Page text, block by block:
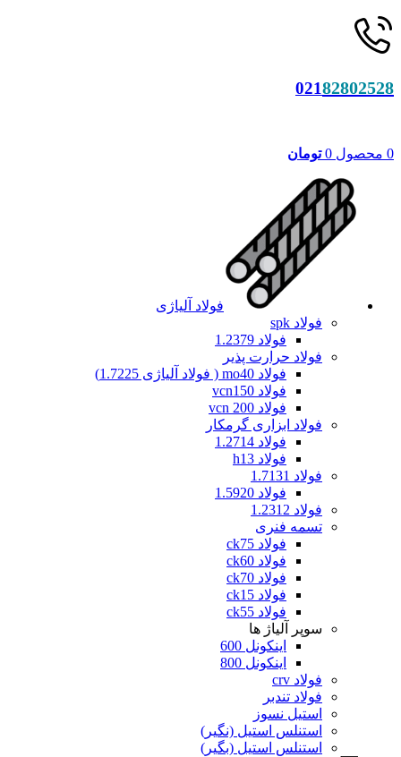
02182802528
0 محصول 0 تومان
فولاد آلیاژی
فولاد spk
فولاد 1.2379
فولاد حرارت پذیر
فولاد mo40 ( فولاد آلیاژی 1.7225)
فولاد vcn150
فولاد vcn 200
فولاد ابزاری گرمکار
فولاد 1.2714
فولاد h13
فولاد 1.7131
فولاد 1.5920
فولاد 1.2312
تسمه فنری
فولاد ck75
فولاد ck60
فولاد ck70
فولاد ck15
فولاد ck55
سوپر آلیاژ ها
اینکونل 600
اینکونل 800
فولاد crv
فولاد تندبر
استیل نسوز
استنلس استیل (نگیر)
استنلس استیل (بگیر)